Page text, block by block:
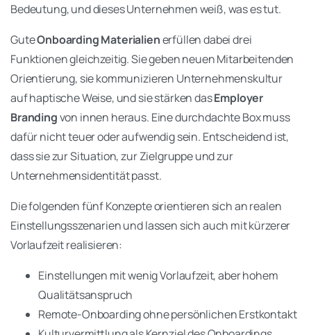
Bedeutung, und dieses Unternehmen weiß, was es tut.
GuteOnboarding Materialienerfüllen dabei drei
Funktionen gleichzeitig. Sie geben neuen Mitarbeitenden
Orientierung, sie kommunizieren Unternehmenskultur
auf haptische Weise, und sie stärken dasEmployer
Brandingvon innen heraus. Eine durchdachte Box muss
dafür nicht teuer oder aufwendig sein. Entscheidend ist,
dass sie zur Situation, zur Zielgruppe und zur
Unternehmensidentität passt.
Die folgenden fünf Konzepte orientieren sich an realen
Einstellungsszenarien und lassen sich auch mit kürzerer
Vorlaufzeit realisieren:
Einstellungen mit wenig Vorlaufzeit, aber hohem
Qualitätsanspruch
Remote-Onboarding ohne persönlichen Erstkontakt